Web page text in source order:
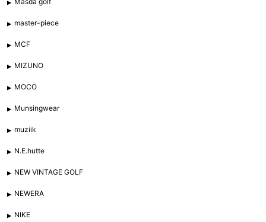
master-piece
MCF
MIZUNO
MOCO
Munsingwear
muziik
N.E.hutte
NEW VINTAGE GOLF
NEWERA
NIKE